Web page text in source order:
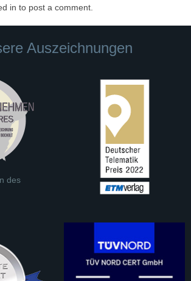
in to post a comment.
Auszeichnungen
des